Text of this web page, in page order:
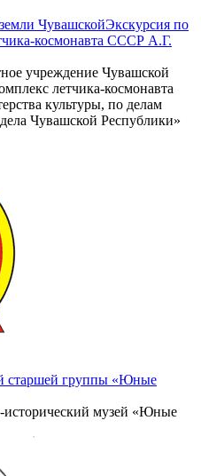
ЧувашскойЭкскурсия по
космонавта СССР А.Г.
учреждение Чувашской
летчика-космонавта
культуры, по делам
Чувашской Республики»
старшей группы «Юные
музей «Юные